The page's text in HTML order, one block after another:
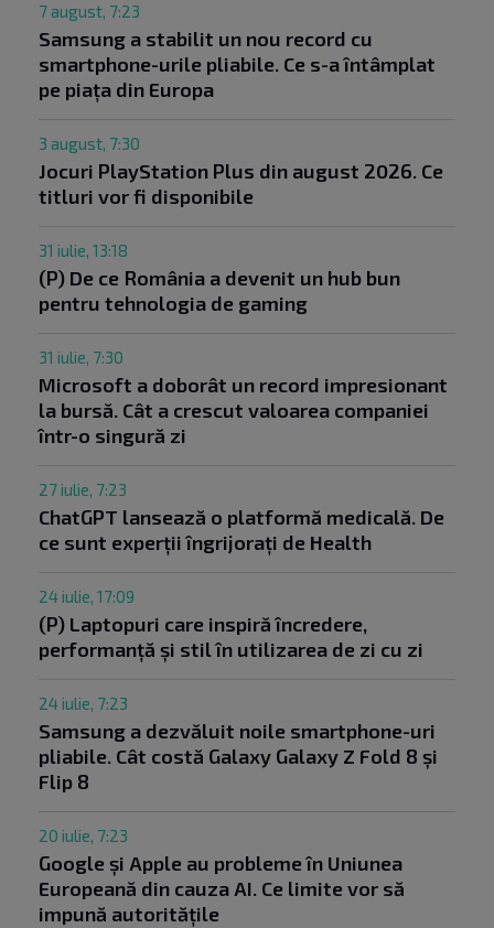
7 august, 7:23
Samsung a stabilit un nou record cu
smartphone-urile pliabile. Ce s-a întâmplat
pe piața din Europa
3 august, 7:30
Jocuri PlayStation Plus din august 2026. Ce
titluri vor fi disponibile
31 iulie, 13:18
(P) De ce România a devenit un hub bun
pentru tehnologia de gaming
31 iulie, 7:30
Microsoft a doborât un record impresionant
la bursă. Cât a crescut valoarea companiei
într-o singură zi
27 iulie, 7:23
ChatGPT lansează o platformă medicală. De
ce sunt experții îngrijorați de Health
24 iulie, 17:09
(P) Laptopuri care inspiră încredere,
performanță și stil în utilizarea de zi cu zi
24 iulie, 7:23
Samsung a dezvăluit noile smartphone-uri
pliabile. Cât costă Galaxy Galaxy Z Fold 8 și
Flip 8
20 iulie, 7:23
Google și Apple au probleme în Uniunea
Europeană din cauza AI. Ce limite vor să
impună autoritățile